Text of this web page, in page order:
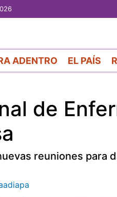
ADENTRO EL PAÍS
de
reuniones para